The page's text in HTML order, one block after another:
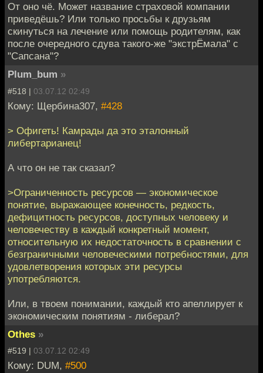
От оно чё. Может название страховой компании
приведёшь? Или только просьбы к друзьям
скинуться на лечение или помощь родителям, как
после очередного сдува такого-же "экстрЁмала" с
"Сапсана"?
Plum_bum »
#518 | 03.07.12 02:49
Кому: Щербина307, #428
> Офигеть! Камрады да это эталонный
либертарианец!
А что он не так сказал?
>Ограниченность ресурсов — экономическое
понятие, выражающее конечность, редкость,
дефицитность ресурсов, доступных человеку и
человечеству в каждый конкретный момент,
относительную их недостаточность в сравнении с
безграничными человеческими потребностями, для
удовлетворения которых эти ресурсы
употребляются.
Или, в твоем понимании, каждый кто апеллирует к
экономическим понятиям - либерал?
Othes »
#519 | 03.07.12 02:49
Кому: DUM, #500